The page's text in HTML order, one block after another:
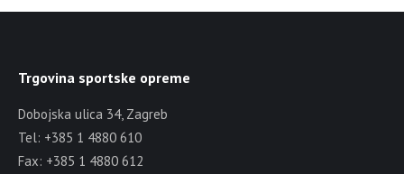
Trgovina sportske opreme
Dobojska ulica 34, Zagreb
Tel: +385 1 4880 610
Fax: +385 1 4880 612